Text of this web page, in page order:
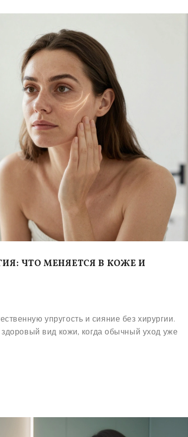
ЧТО МЕНЯЕТСЯ В КОЖЕ И
упругость и сияние без хирургии.
вид кожи, когда обычный уход уже